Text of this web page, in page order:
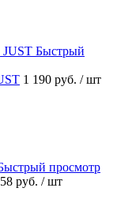
Быстрый
1 190 руб. / шт
просмотр
руб. / шт